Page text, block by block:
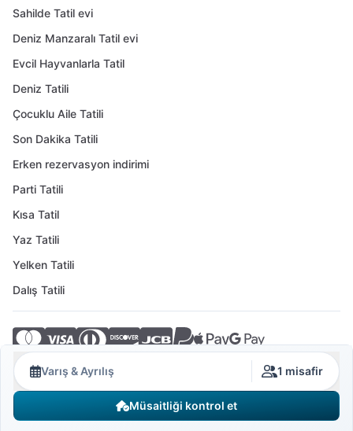
Varış & Ayrılış 1 misafir
Müsaitliği kontrol et
Sahilde Tatil evi
Deniz Manzaralı Tatil evi
Evcil Hayvanlarla Tatil
Deniz Tatili
Çocuklu Aile Tatili
Son Dakika Tatili
Erken rezervasyon indirimi
Parti Tatili
Kısa Tatil
Yaz Tatili
Yelken Tatili
Dalış Tatili
© 2026 Crovillas GmbH